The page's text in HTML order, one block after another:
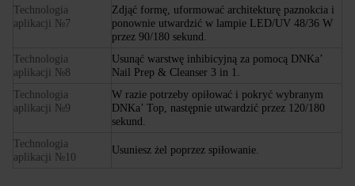
Technologia
aplikacji №7
Zdjąć formę, uformować architekturę paznokcia i
ponownie utwardzić w lampie LED/UV 48/36 W
przez 90/180 sekund.
Technologia
aplikacji №8
Usunąć warstwę inhibicyjną za pomocą DNKa’
Nail Prep & Cleanser 3 in 1.
Technologia
aplikacji №9
W razie potrzeby opiłować i pokryć wybranym
DNKa’ Top, następnie utwardzić przez 120/180
sekund.
Technologia
aplikacji №10
Usuniesz żel poprzez spiłowanie.